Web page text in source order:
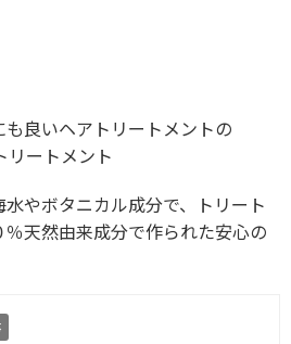
良いヘアトリートメントの
リートメント
やボタニカル成分で、トリート
天然由来成分で作られた安心の